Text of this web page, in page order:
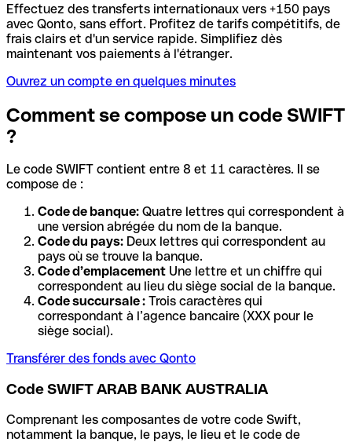
Effectuez des transferts internationaux vers +150 pays
avec Qonto, sans effort. Profitez de tarifs compétitifs, de
frais clairs et d'un service rapide. Simplifiez dès
maintenant vos paiements à l'étranger.
Ouvrez un compte en quelques minutes
Comment se compose un code SWIFT
?
Le code SWIFT contient entre 8 et 11 caractères. Il se
compose de :
Code de banque: Quatre lettres qui correspondent à
une version abrégée du nom de la banque.
Code du pays: Deux lettres qui correspondent au
pays où se trouve la banque.
Code d’emplacement Une lettre et un chiffre qui
correspondent au lieu du siège social de la banque.
Code succursale : Trois caractères qui
correspondant à l’agence bancaire (XXX pour le
siège social).
Transférer des fonds avec Qonto
Code SWIFT ARAB BANK AUSTRALIA
Comprenant les composantes de votre code Swift,
notamment la banque, le pays, le lieu et le code de